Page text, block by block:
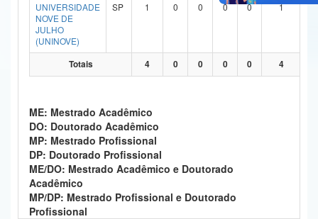
Gabinete de Segurança Institucional
Advocacia-Geral da União
Banco Central do Brasil
Planalto
UNIVERSIDADE
NOVE DE
JULHO
(UNINOVE)
SP 1 0 0 0 0 1
Totais 4 0 0 0 0 4
ME: Mestrado Acadêmico
DO: Doutorado Acadêmico
MP: Mestrado Profissional
DP: Doutorado Profissional
ME/DO: Mestrado Acadêmico e Doutorado
Acadêmico
MP/DP: Mestrado Profissional e Doutorado
Profissional